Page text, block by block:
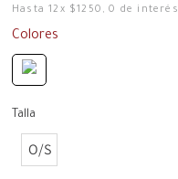
Hasta12 x $1250 ,0 de interés
Colores
Talla
O/S